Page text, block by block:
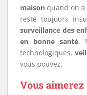
maison quand on a
reste toujours
surveillance des
en bonne santé.
technologiques,
vous pouvez.
Vous aimerez